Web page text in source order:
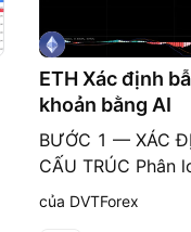
ETH Xác định
khoản bằng AI
BƯỚC 1 — XÁC
CẤU TRÚC Phân
trong khung hẹp
của DVTForex